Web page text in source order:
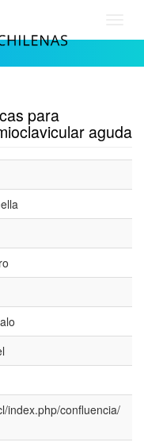
para
aguda
index.php/confluencia/